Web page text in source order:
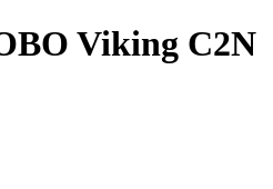
Viking C2N